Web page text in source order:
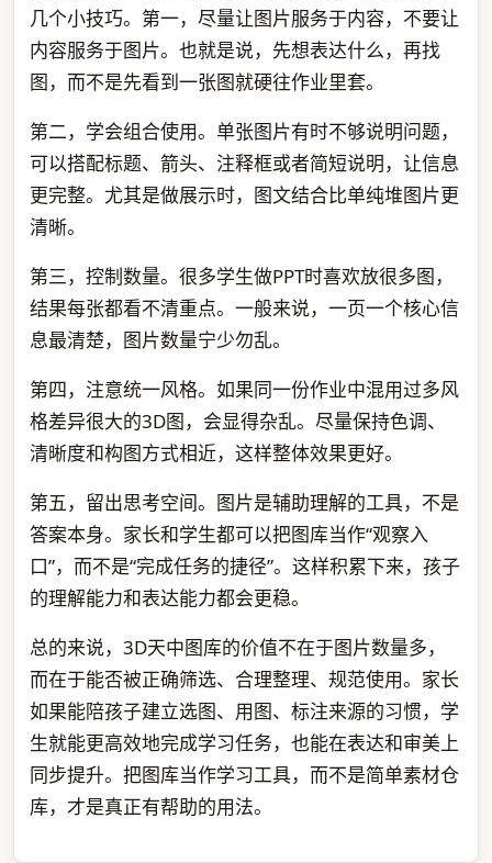
几个小技巧。第一，尽量让图片服务于内容，不要让
内容服务于图片。也就是说，先想表达什么，再找
图，而不是先看到一张图就硬往作业里套。
第二，学会组合使用。单张图片有时不够说明问题，
可以搭配标题、箭头、注释框或者简短说明，让信息
更完整。尤其是做展示时，图文结合比单纯堆图片更
清晰。
第三，控制数量。很多学生做PPT时喜欢放很多图，
结果每张都看不清重点。一般来说，一页一个核心信
息最清楚，图片数量宁少勿乱。
第四，注意统一风格。如果同一份作业中混用过多风
格差异很大的3D图，会显得杂乱。尽量保持色调、
清晰度和构图方式相近，这样整体效果更好。
第五，留出思考空间。图片是辅助理解的工具，不是
答案本身。家长和学生都可以把图库当作“观察入
口”，而不是“完成任务的捷径”。这样积累下来，孩子
的理解能力和表达能力都会更稳。
总的来说，3D天中图库的价值不在于图片数量多，
而在于能否被正确筛选、合理整理、规范使用。家长
如果能陪孩子建立选图、用图、标注来源的习惯，学
生就能更高效地完成学习任务，也能在表达和审美上
同步提升。把图库当作学习工具，而不是简单素材仓
库，才是真正有帮助的用法。